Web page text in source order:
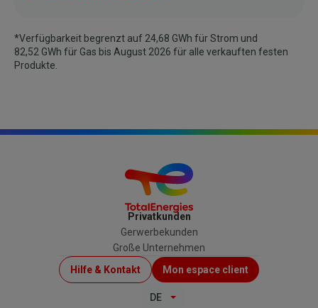
*Verfügbarkeit begrenzt auf 24,68 GWh für Strom und
82,52 GWh für Gas bis August 2026 für alle verkauften festen
Produkte.
Privatkunden
Gerwerbekunden
Große Unternehmen
Menu
Top
Hilfe & Kontakt Mon espace client
DE